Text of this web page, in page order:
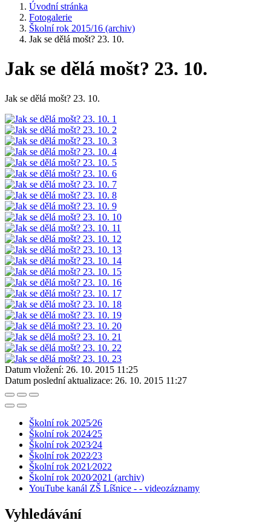
Úvodní stránka
Fotogalerie
Školní rok 2015/16 (archiv)
Jak se dělá mošt? 23. 10.
Jak se dělá mošt? 23. 10.
Jak se dělá mošt? 23. 10.
Datum vložení: 26. 10. 2015 11:25
Datum poslední aktualizace: 26. 10. 2015 11:27
Školní rok 2025⁄26
Školní rok 2024⁄25
Školní rok 2023⁄24
Školní rok 2022⁄23
Školní rok 2021⁄2022
Školní rok 2020⁄2021 (archiv)
YouTube kanál ZŠ Líšnice - - videozáznamy
Vyhledávání